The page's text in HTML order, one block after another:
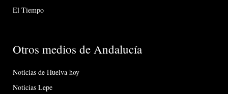
El Tiempo
Otros medios de Andalucía
Noticias de Huelva hoy
Noticias Lepe